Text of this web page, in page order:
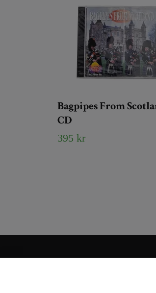
Bagpipes From
CD
395 kr